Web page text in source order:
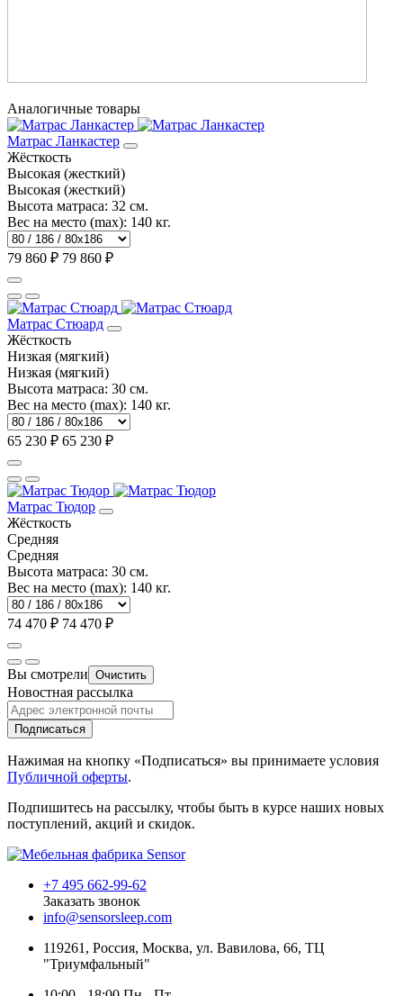
Аналогичные товары
Матрас Ланкастер
Жёсткость
Высокая (жесткий)
Высокая (жесткий)
Высота матраса: 32 см.
Вес на место (max): 140 кг.
79 860 ₽ 79 860 ₽
Матрас Стюард
Жёсткость
Низкая (мягкий)
Низкая (мягкий)
Высота матраса: 30 см.
Вес на место (max): 140 кг.
65 230 ₽ 65 230 ₽
Матрас Тюдор
Жёсткость
Средняя
Средняя
Высота матраса: 30 см.
Вес на место (max): 140 кг.
74 470 ₽ 74 470 ₽
Вы смотрели Очистить
Новостная рассылка
Подписаться
Нажимая на кнопку «Подписаться» вы принимаете условия
Публичной оферты.
Подпишитесь на рассылку, чтобы быть в курсе наших новых
поступлений, акций и скидок.
+7 495 662-99-62
Заказать звонок
info@sensorsleep.com
119261, Россия, Москва, ул. Вавилова, 66, ТЦ
"Триумфальный"